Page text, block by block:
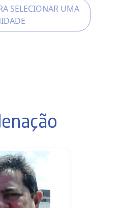
SELECIONAR UMA